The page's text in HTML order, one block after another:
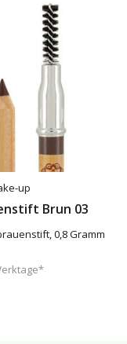
up
Brun 03
0,8 Gramm